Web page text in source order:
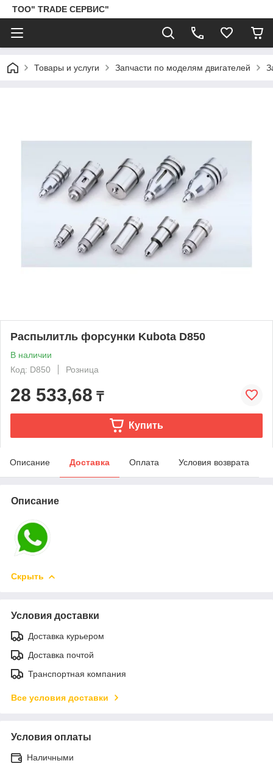
ТОО" TRADE СЕРВИС"
Товары и услуги Запчасти по моделям двигателей
Распылитль форсунки Kubota D850
В наличии
Код: D850
Розница
28 533,68 ₸
Купить
Описание Доставка Оплата Условия возврата
Описание
Скрыть
Условия доставки
Доставка курьером
Доставка почтой
Транспортная компания
Все условия доставки
Условия оплаты
Наличными